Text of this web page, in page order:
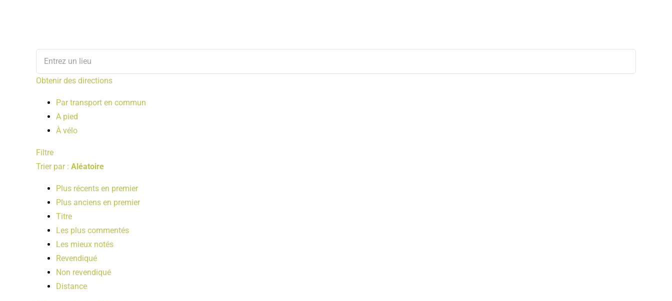
Obtenir des directions
Par transport en commun
A pied
À vélo
Filtre
Trier par : Aléatoire
Plus récents en premier
Plus anciens en premier
Titre
Les plus commentés
Les mieux notés
Revendiqué
Non revendiqué
Distance